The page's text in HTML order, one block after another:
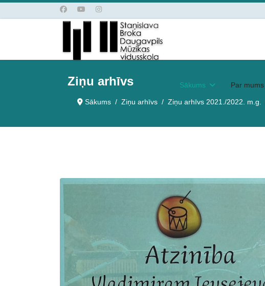
Sākums Par mums
Ziņu arhīvs
Sākums Ziņu arhīvs Ziņu arhīvs 2021./2022. m.g.